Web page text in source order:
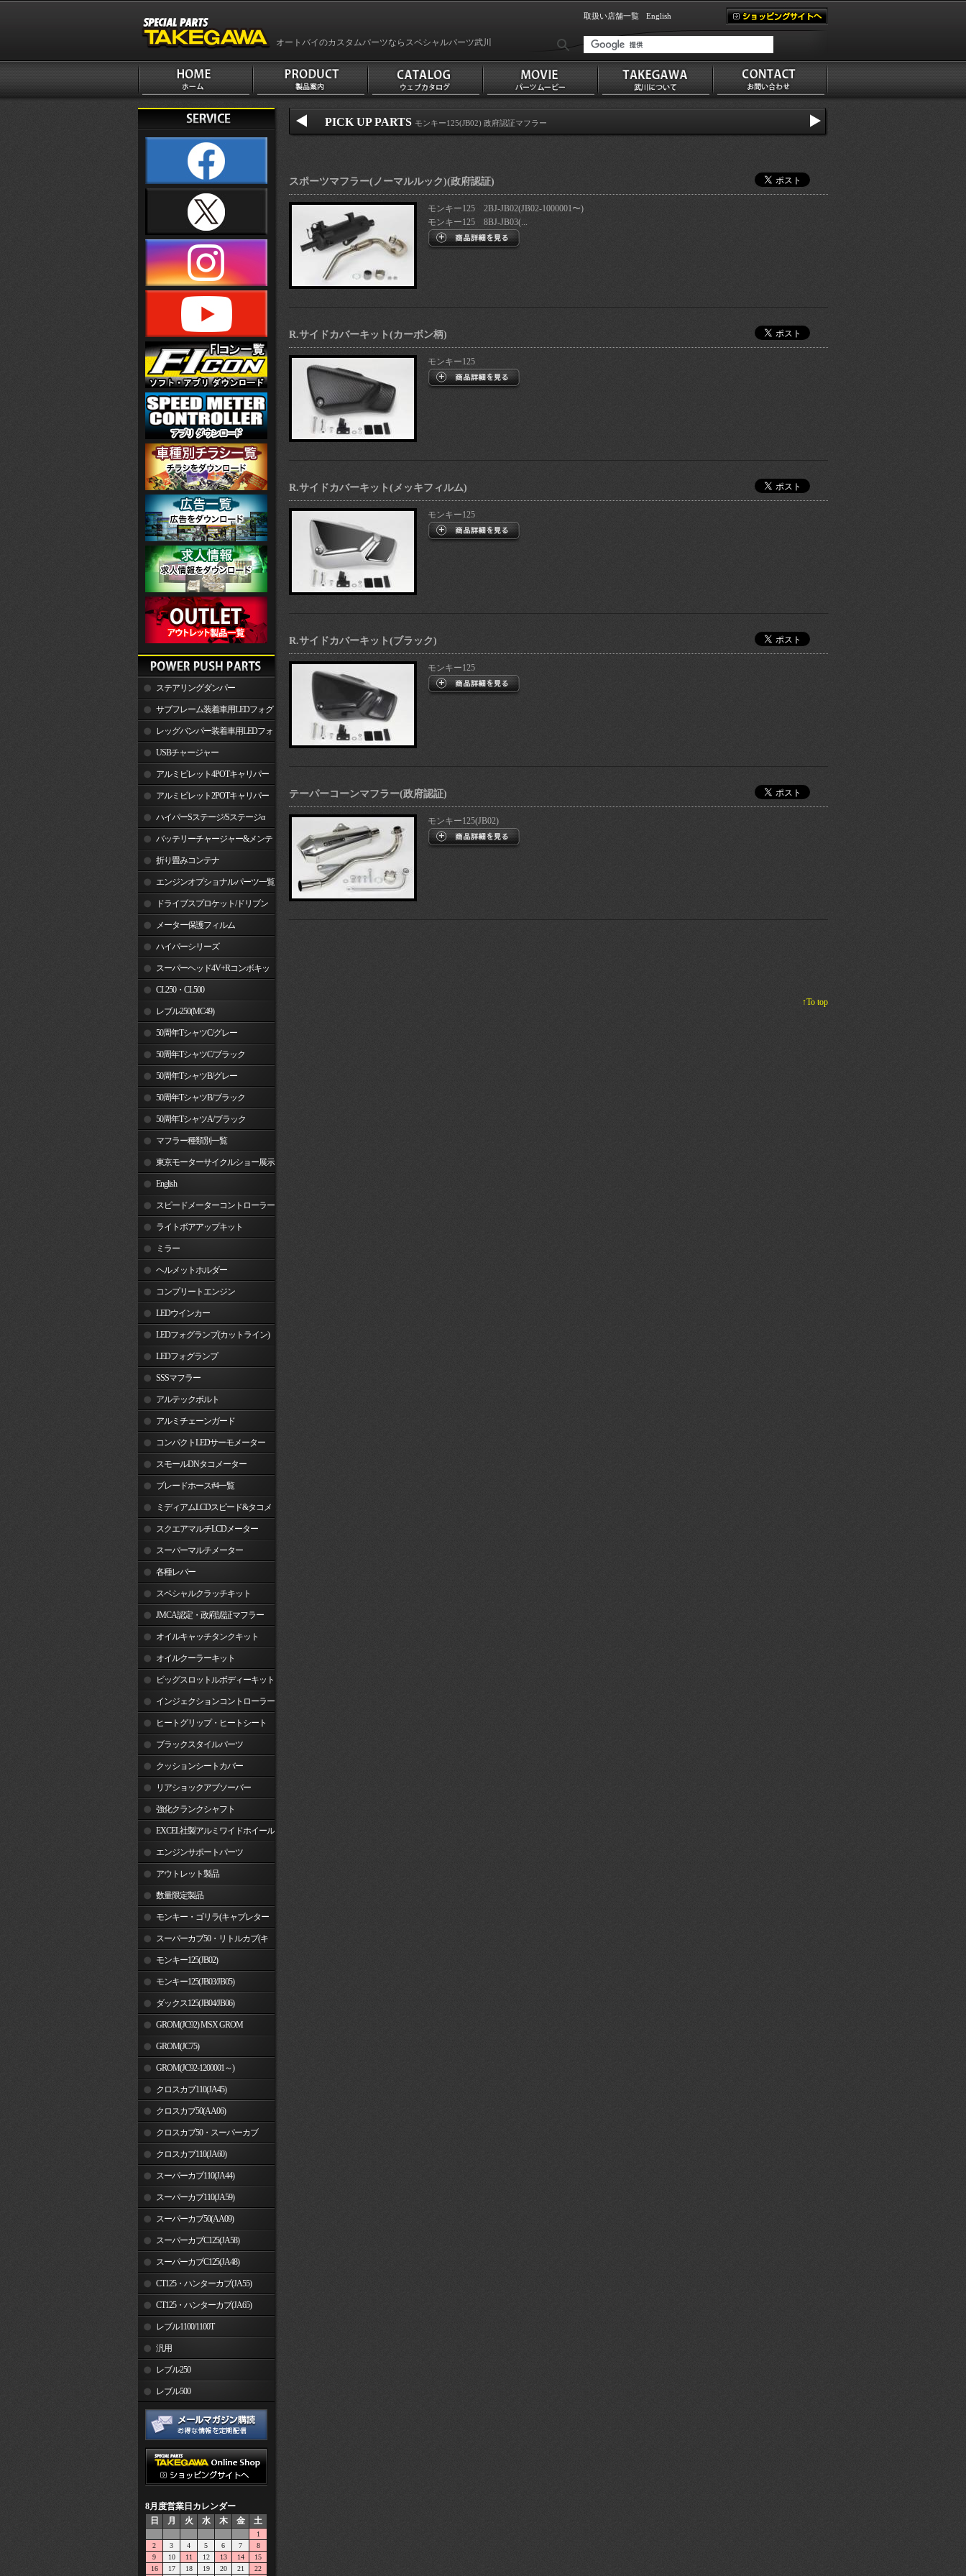
オートバイのカスタムパーツならスペシャルパーツ武川
取扱い店舗一覧 English
ステアリングダンパー
サブフレーム装着車用LEDフォグ
ランプレッグバンパー装着車用LEDフォ
グランプUSBチャージャー
アルミビレット4POTキャリパー
関連製品アルミビレット2POTキャリパー
関連製品ハイパーSステージ/Sステージα
バッテリーチャージャー&メンテ
ナー 折り畳みコンテナ
エンジンオプショナルパーツ一覧
ドライブスプロケット/ドリブン
スプロケット
メーター保護フィルム
ハイパーシリーズ
スーパーヘッド4V+Rコンボキッ
ト CL250・CL500
レブル250(MC49)
50周年TシャツC/グレー
50周年TシャツC/ブラック
50周年TシャツB/グレー
50周年TシャツB/ブラック
50周年TシャツA/ブラック
マフラー種類別一覧
東京モーターサイクルショー展示
車両 English
スピードメーターコントローラー
ライトボアアップキット
ミラー
ヘルメットホルダー
コンプリートエンジン
LEDウインカー
LEDフォグランプ(カットライン)
LEDフォグランプ
SSSマフラー
アルテックボルト
アルミチェーンガード
コンパクトLEDサーモメーター
スモールDNタコメーター
ブレードホース#4一覧
ミディアムLCDスピード&タコメ
ータースクエアマルチLCDメーター
スーパーマルチメーター
各種レバー
スペシャルクラッチキット
JMCA認定・政府認証マフラー
オイルキャッチタンクキット
オイルクーラーキット
ビッグスロットルボディーキット
インジェクションコントローラー
ヒートグリップ・ヒートシート
ブラックスタイルパーツ
クッションシートカバー
リアショックアブソーバー
強化クランクシャフト
EXCEL社製アルミワイドホイール
リム エンジンサポートパーツ
アウトレット製品
数量限定製品
モンキー・ゴリラ(キャブレター
車) スーパーカブ50・リトルカブ(キ
ャブレター車)
モンキー125(JB02)
モンキー125(JB03/JB05)
ダックス125(JB04/JB06)
GROM(JC92) MSX GROM
GROM(JC75)
GROM(JC92-1200001～)
クロスカブ110(JA45)
クロスカブ50(AA06)
クロスカブ50・スーパーカブ
50(AA09)/110(JA44)
クロスカブ110(JA60)
スーパーカブ110(JA44)
スーパーカブ110(JA59)
スーパーカブ50(AA09)
スーパーカブC125(JA58)
スーパーカブC125(JA48)
CT125・ハンターカブ(JA55)
CT125・ハンターカブ(JA65)
レブル1100/1100T
汎用
レブル250
レブル500
8月度営業日カレンダー
日
月 火 水 木 金 土
1
2
3 4 5 6 7
8
9
10 11 12 13 14
15
16
17 18 19 20 21 22
PICK UP PARTS モンキー125(JB02) 政府認証マフラー
スポーツマフラー(ノーマルルック)(政府認証)
モンキー125 2BJ-JB02(JB02-1000001〜)
モンキー125 8BJ-JB03(...
R.サイドカバーキット(カーボン柄)
モンキー125
R.サイドカバーキット(メッキフィルム)
モンキー125
R.サイドカバーキット(ブラック)
モンキー125
テーパーコーンマフラー(政府認証)
モンキー125(JB02)
↑To top